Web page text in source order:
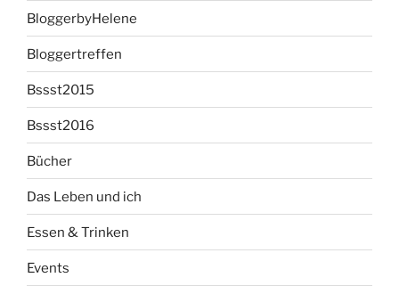
BloggerbyHelene
Bloggertreffen
Bssst2015
Bssst2016
Bücher
Das Leben und ich
Essen & Trinken
Events